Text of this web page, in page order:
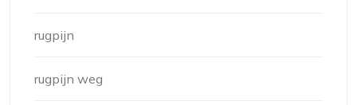
rugpijn
rugpijn weg